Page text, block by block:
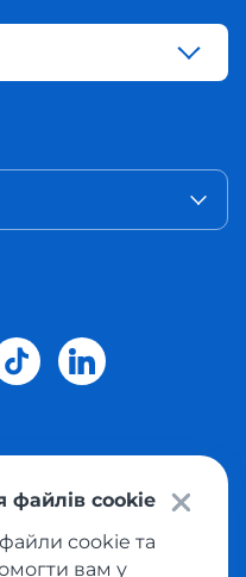
Всі права захищені
файлів cookie
cookie та
вам у